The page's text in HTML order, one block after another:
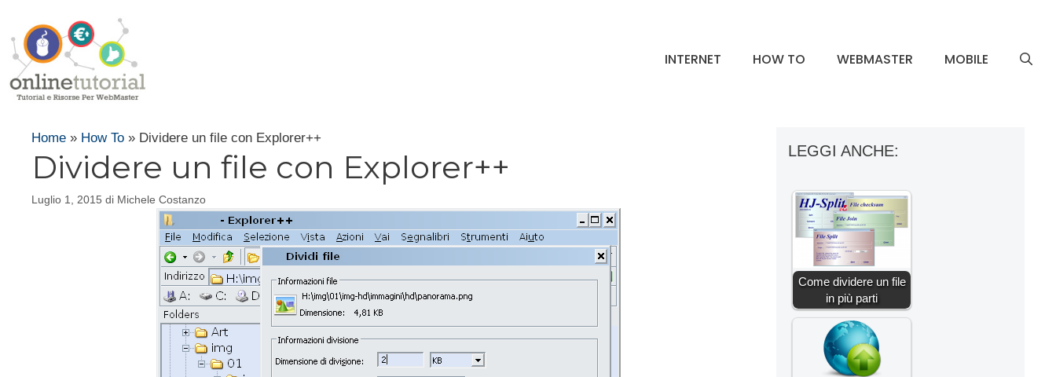
contenuto
INTERNET HOW TO WEBMASTER MOBILE
Home » How To » Dividere un file con Explorer++
Dividere un file con Explorer++
Luglio 1, 2015 di Michele Costanzo
LEGGI ANCHE:
Come dividere un file
in più parti